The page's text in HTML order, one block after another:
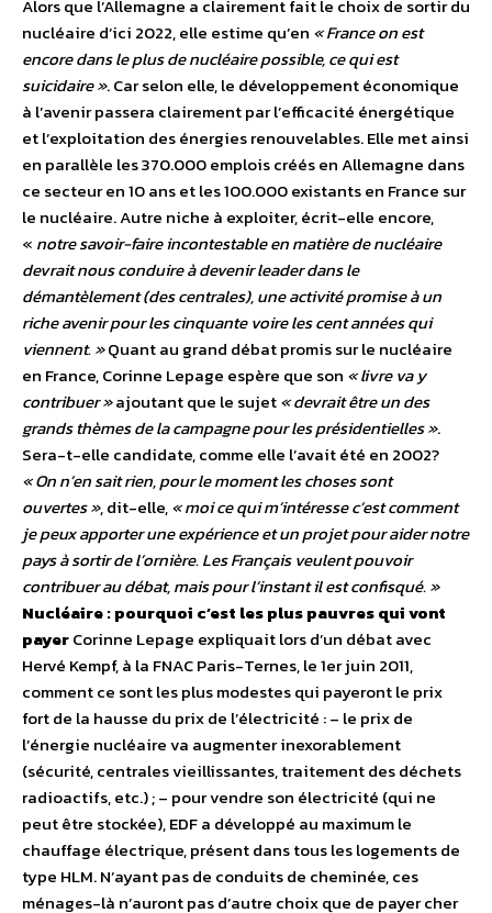
Alors que l’Allemagne a clairement fait le choix de sortir du
nucléaire d’ici 2022, elle estime qu’en « France on est
encore dans le plus de nucléaire possible, ce qui est
suicidaire ». Car selon elle, le développement économique
à l’avenir passera clairement par l’efficacité énergétique
et l’exploitation des énergies renouvelables. Elle met ainsi
en parallèle les 370.000 emplois créés en Allemagne dans
ce secteur en 10 ans et les 100.000 existants en France sur
le nucléaire. Autre niche à exploiter, écrit-elle encore,
« notre savoir-faire incontestable en matière de nucléaire
devrait nous conduire à devenir leader dans le
démantèlement (des centrales), une activité promise à un
riche avenir pour les cinquante voire les cent années qui
viennent. »Quant au grand débat promis sur le nucléaire
en France, Corinne Lepage espère que son « livre va y
contribuer »ajoutant que le sujet« devrait être un des
grands thèmes de la campagne pour les présidentielles ».
Sera-t-elle candidate, comme elle l’avait été en 2002?
« On n’en sait rien, pour le moment les choses sont
ouvertes », dit-elle,« moi ce qui m’intéresse c’est comment
je peux apporter une expérience et un projet pour aider notre
pays à sortir de l’ornière. Les Français veulent pouvoir
contribuer au débat, mais pour l’instant il est confisqué. »
Nucléaire : pourquoi c’est les plus pauvres qui vont
payerCorinne Lepage expliquait lors d’un débat avec
Hervé Kempf, à la FNAC Paris-Ternes, le 1er juin 2011,
comment ce sont les plus modestes qui payeront le prix
fort de la hausse du prix de l’électricité : – le prix de
l’énergie nucléaire va augmenter inexorablement
(sécurité, centrales vieillissantes, traitement des déchets
radioactifs, etc.) ; – pour vendre son électricité (qui ne
peut être stockée), EDF a développé au maximum le
chauffage électrique, présent dans tous les logements de
type HLM. N’ayant pas de conduits de cheminée, ces
ménages-là n’auront pas d’autre choix que de payer cher